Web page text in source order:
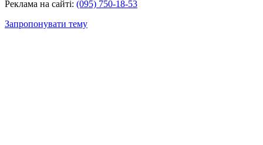
Реклама на сайті: (095) 750-18-53
Запропонувати тему